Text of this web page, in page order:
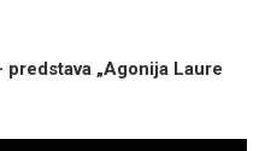
predstava „Agonija Laure